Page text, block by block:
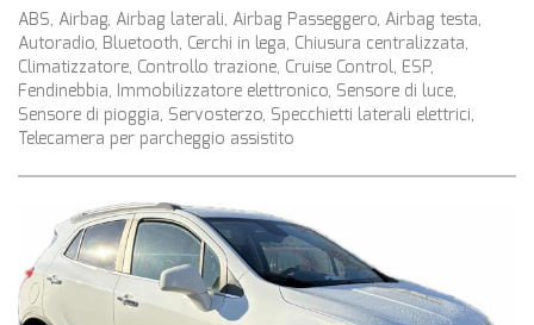
ABS, Airbag, Airbag laterali, Airbag Passeggero, Airbag testa,
Autoradio, Bluetooth, Cerchi in lega, Chiusura centralizzata,
Climatizzatore, Controllo trazione, Cruise Control, ESP,
Fendinebbia, Immobilizzatore elettronico, Sensore di luce,
Sensore di pioggia, Servosterzo, Specchietti laterali elettrici,
Telecamera per parcheggio assistito